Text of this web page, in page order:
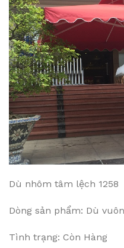
Dù nhôm tâm lệch 1258
Dòng sản phẩm: Dù
Tình trạng: Còn Hàng